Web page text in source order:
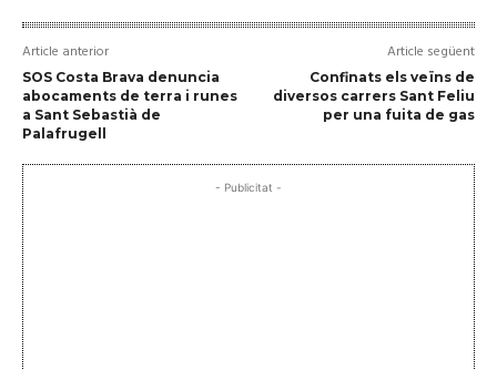
Article anterior
SOS Costa Brava denuncia
abocaments de terra i runes
a Sant Sebastià de
Palafrugell
Article següent
Confinats els veïns de
diversos carrers Sant Feliu
per una fuita de gas
- Publicitat -